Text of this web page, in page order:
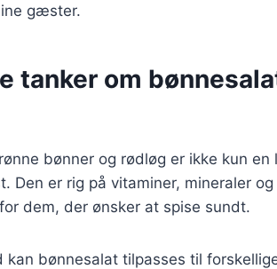
gæster.
tanker om
bønner og rødløg er ikke kun
Den er rig på vitaminer, mineraler
dem, der ønsker at spise sundt.
kan bønnesalat tilpasses til